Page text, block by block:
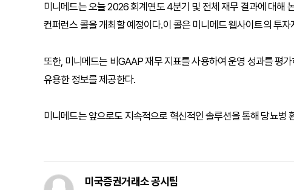
미니메드는 오늘 2026 회계연도 4분기 및 전체 재무 결과에 대
컨퍼런스 콜을 개최할 예정이다.이 콜은 미니메드 웹사이트의 투
또한, 미니메드는 비GAAP 재무 지표를 사용하여 운영 성과를 평
유용한 정보를 제공한다.
미니메드는 앞으로도 지속적으로 혁신적인 솔루션을 통해 당뇨병
미국증권거래소 공시팀